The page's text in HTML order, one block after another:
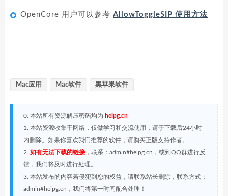
OpenCore 用户可以参考 AllowToggleSIP 使用方法
Mac应用 Mac软件 黑苹果软件
0. 本站所有资源解压密码均为 heipg.cn
1. 本站资源收集于网络，仅做学习和交流使用，请于下载后24小时
内删除。如果你喜欢我们推荐的软件，请购买正版支持作者。
2. 如有无法下载的链接，联系：admin#heipg.cn，或到QQ群进行反
馈，我们将及时进行处理。
3. 本站发布的内容若侵犯到您的权益，请联系站长删除，联系方式：
admin#heipg.cn，我们将第一时间配合处理！